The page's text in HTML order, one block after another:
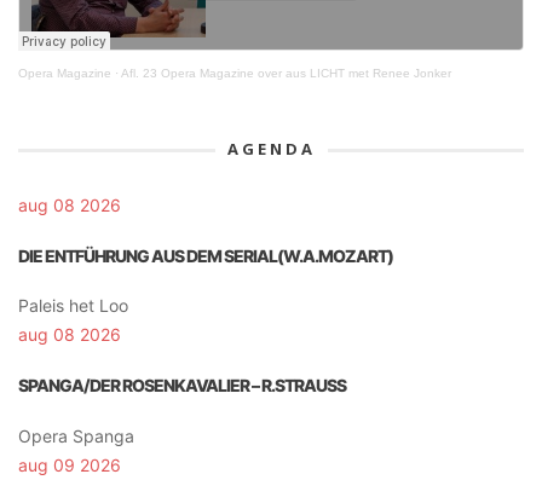
Opera Magazine · Afl. 23 Opera Magazine over aus LICHT met Renee Jonker
AGENDA
aug 08 2026
DIE ENTFÜHRUNG AUS DEM SERIAL(W.A.MOZART)
Paleis het Loo
aug 08 2026
SPANGA/DER ROSENKAVALIER – R.STRAUSS
Opera Spanga
aug 09 2026